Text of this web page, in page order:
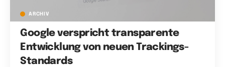
ARCHIV
Google verspricht transparente
Entwicklung von neuen Trackings-
Standards